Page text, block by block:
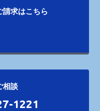
請求はこちら
相談
1221